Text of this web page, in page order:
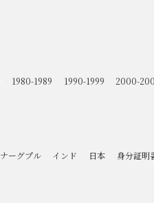
1980-1989 1990-1999
2000-
ナーグプル インド 日本
身分証明